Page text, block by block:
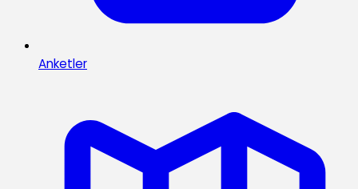
Anketler